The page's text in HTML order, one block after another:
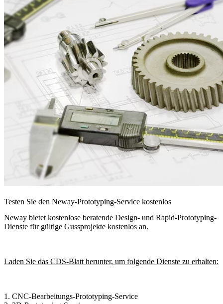
Testen Sie den Neway-Prototyping-Service kostenlos
Neway bietet kostenlose beratende Design- und Rapid-Prototyping-
Dienste für gültige Gussprojekte kostenlos an.
Laden Sie das CDS-Blatt herunter, um folgende Dienste zu erhalten:
1. CNC-Bearbeitungs-Prototyping-Service